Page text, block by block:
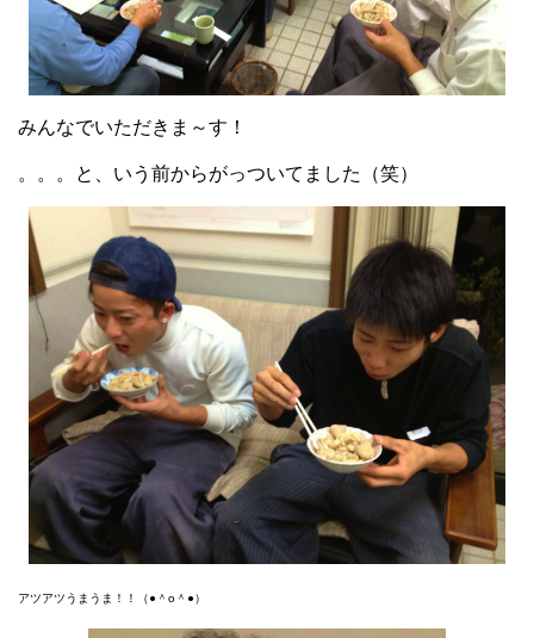
みんなでいただきま～す！
。。。と、いう前からがっついてました（笑）
アツアツうまうま！！（●＾o＾●）